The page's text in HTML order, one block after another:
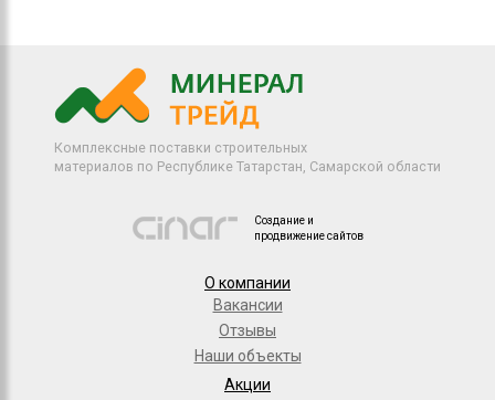
Комплексные поставки строительных
материалов по Республике Татарстан, Самарской области
Создание и
продвижение сайтов
О компании
Вакансии
Отзывы
Наши объекты
Акции